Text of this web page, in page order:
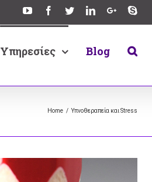
Υπηρεσίες Blog
Home / Υπνοθεραπεία και Stress